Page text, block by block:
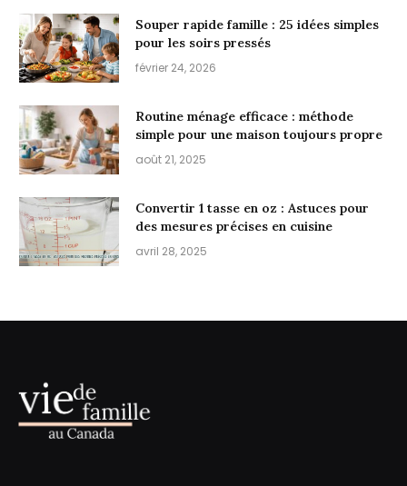
Souper rapide famille : 25 idées simples
pour les soirs pressés
février 24, 2026
Routine ménage efficace : méthode
simple pour une maison toujours propre
août 21, 2025
Convertir 1 tasse en oz : Astuces pour
des mesures précises en cuisine
avril 28, 2025